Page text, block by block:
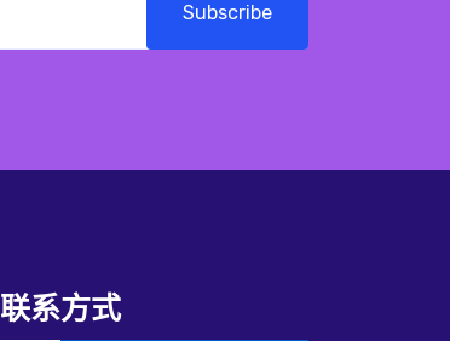
Subscribe
联系方式